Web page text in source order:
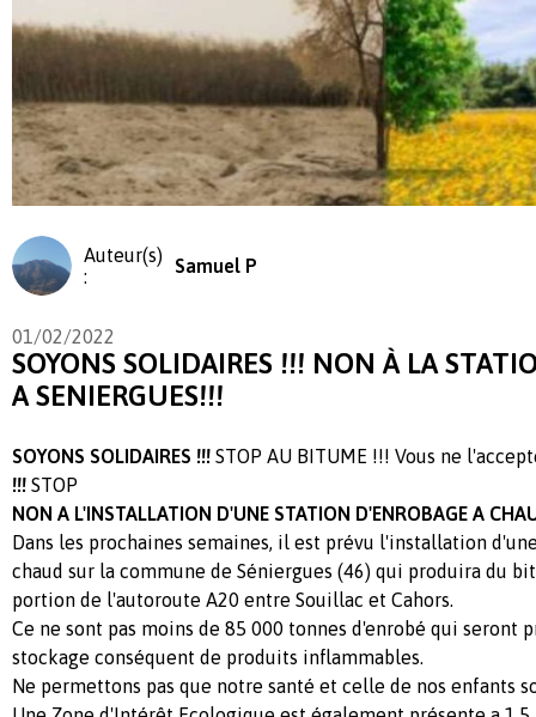
Auteur(s)
:
Samuel P
01/02/2022
SOYONS SOLIDAIRES !!! NON À LA
A SENIERGUES!!!
SOYONS SOLIDAIRES !!! STOP AU BITUME !!! Vous ne
!!! STOP
NON A L'INSTALLATION D'UNE STATION D'ENROBAGE A
Dans les prochaines semaines, il est prévu l'installation
chaud sur la commune de Séniergues (46) qui produira du
portion de l'autoroute A20 entre Souillac et Cahors.
Ce ne sont pas moins de 85 000 tonnes d'enrobé qui seront
stockage conséquent de produits inflammables.
Ne permettons pas que notre santé et celle de nos enfants